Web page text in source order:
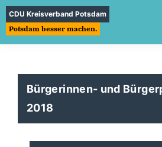
CDU Kreisverband Potsdam
Potsdam besser machen.
Bürgerinnen- und
2018